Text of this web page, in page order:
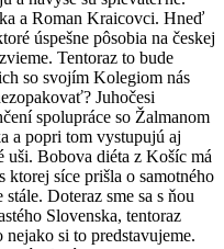
a Roman Kraicovci. Hneď
úspešne pôsobia na českej
Tentoraz to bude
so svojím Kolegiom nás
Juhočesi
spolupráce so Žalmanom
a popri tom vystupujú aj
uši. Bobova diéta z Košíc má
ktorej síce prišla o samotného
Doteraz sme sa s ňou
Slovenska, tentoraz
si to predstavujeme.